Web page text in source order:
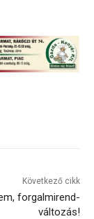
Következő cikk
forgalmirend-
változás!